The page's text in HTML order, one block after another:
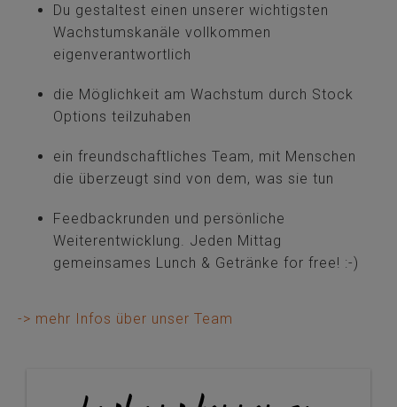
Du gestaltest einen unserer wichtigsten
Wachstumskanäle vollkommen
eigenverantwortlich
die Möglichkeit am Wachstum durch Stock
Options teilzuhaben
ein freundschaftliches Team, mit Menschen
die überzeugt sind von dem, was sie tun
Feedbackrunden und persönliche
Weiterentwicklung. Jeden Mittag
gemeinsames Lunch & Getränke for free! :-)
-> mehr Infos über unser Team